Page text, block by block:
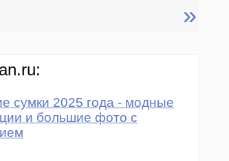
»
сумки 2025 года - модные
и большие фото с